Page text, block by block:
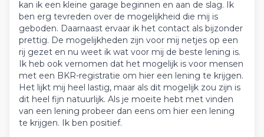
kan ik een kleine garage beginnen en aan de slag. Ik
ben erg tevreden over de mogelijkheid die mij is
geboden. Daarnaast ervaar ik het contact als bijzonder
prettig. De mogelijkheden zijn voor mij netjes op een
rij gezet en nu weet ik wat voor mij de beste lening is.
Ik heb ook vernomen dat het mogelijk is voor mensen
met een BKR-registratie om hier een lening te krijgen.
Het lijkt mij heel lastig, maar als dit mogelijk zou zijn is
dit heel fijn natuurlijk. Als je moeite hebt met vinden
van een lening probeer dan eens om hier een lening
te krijgen. Ik ben positief.